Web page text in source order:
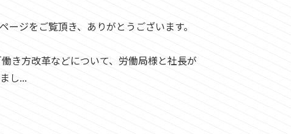
ージをご覧頂き、ありがとうございます。
き方改革などについて、労働局様と社長が
し...